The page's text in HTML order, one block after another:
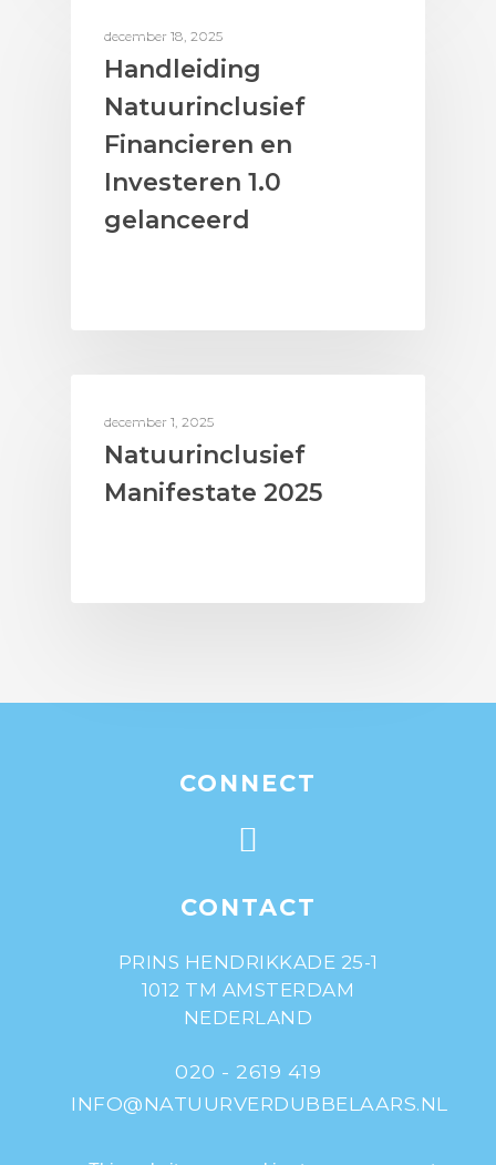
december 18, 2025
Handleiding
Natuurinclusief
Financieren en
Investeren 1.0
gelanceerd
december 1, 2025
Natuurinclusief
Manifestate 2025
CONNECT
CONTACT
PRINS HENDRIKKADE 25-1
1012 TM AMSTERDAM
NEDERLAND
020 - 2619 419
INFO@NATUURVERDUBBELAARS.NL